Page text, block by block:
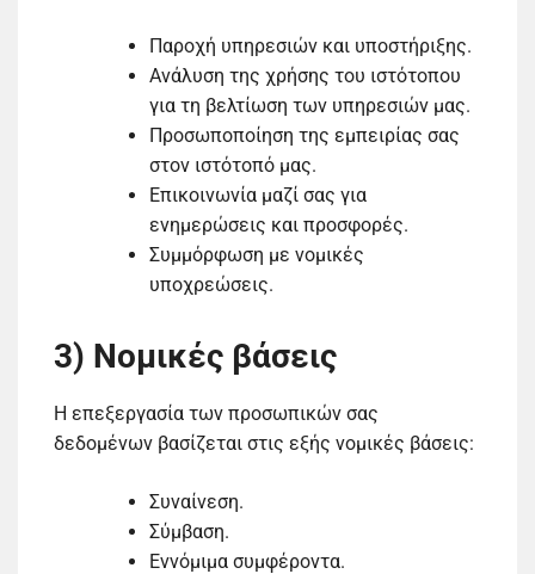
Παροχή υπηρεσιών και υποστήριξης.
Ανάλυση της χρήσης του ιστότοπου
για τη βελτίωση των υπηρεσιών μας.
Προσωποποίηση της εμπειρίας σας
στον ιστότοπό μας.
Επικοινωνία μαζί σας για
ενημερώσεις και προσφορές.
Συμμόρφωση με νομικές
υποχρεώσεις.
3) Νομικές βάσεις
Η επεξεργασία των προσωπικών σας
δεδομένων βασίζεται στις εξής νομικές βάσεις:
Συναίνεση.
Σύμβαση.
Εννόμιμα συμφέροντα.